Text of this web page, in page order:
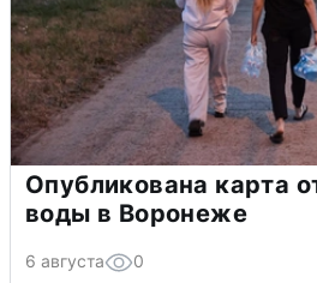
Опубликована карта
воды в Воронеже
6 августа 0